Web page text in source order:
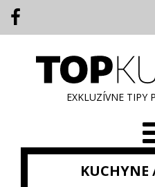
EXKLUZÍVNE TIPY